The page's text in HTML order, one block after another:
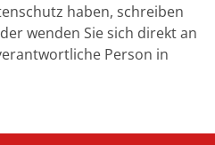
haben, schreiben
wenden Sie sich direkt an
Person in